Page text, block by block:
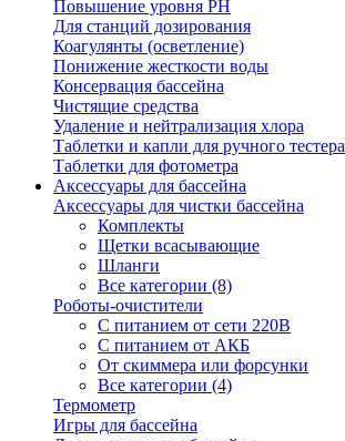
Повышение уровня РН
Для станций дозирования
Коагулянты (осветление)
Понижение жесткости воды
Консервация бассейна
Чистящие средства
Удаление и нейтрализация хлора
Таблетки и капли для ручного тестера
Таблетки для фотометра
Аксессуары для бассейна
Аксессуары для чистки бассейна
Комплекты
Щетки всасывающие
Шланги
Все категории (8)
Роботы-очистители
С питанием от сети 220В
С питанием от АКБ
От скиммера или форсунки
Все категории (4)
Термометр
Игры для бассейна